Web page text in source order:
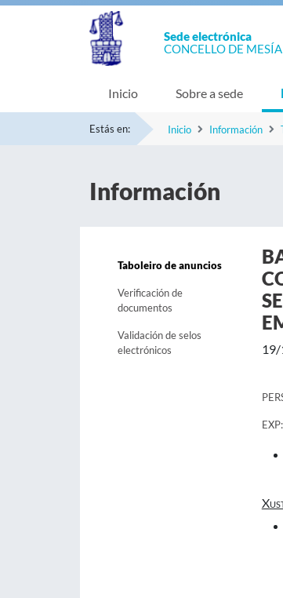
Sede electrónica
CONCELLO DE MESÍA
Inicio Sobre a sede
Estás en: Inicio Información
Información
Taboleiro de anuncios
Verificación de
documentos
Validación de selos
electrónicos